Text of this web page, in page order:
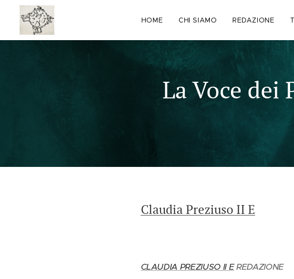
HOME CHI SIAMO REDAZIONE
La Voce dei
Claudia Preziuso II E
CLAUDIA PREZIUSO II EREDAZIONE